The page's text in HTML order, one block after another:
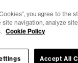
you agree to the
navigation, analyze
Cookie Policy
Accept All